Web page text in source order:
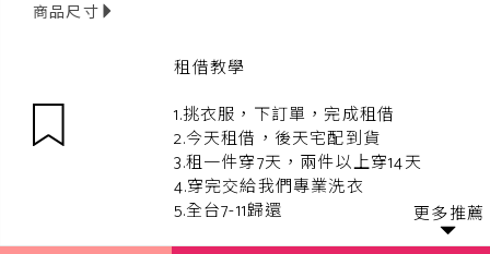
商品尺寸
租借教學
1.挑衣服，下訂單，完成租借
2.今天租借，後天宅配到貨
3.租一件穿7天，兩件以上穿14天
4.穿完交給我們專業洗衣
5.全台7-11歸還
更多推薦